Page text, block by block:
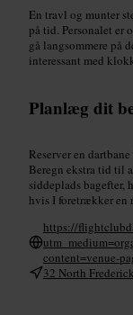
En travl og munter
på tid. Personalet er
gå langsommere på
interessant med
Planlæg dit
Reserver en
Beregn ekstra tid til
siddeplads
hvis I foretrækker en
https://
content=venue-
32 North